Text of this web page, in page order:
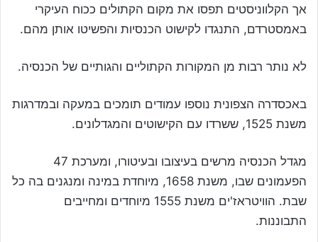
אך הקלווניסטים תפסו את מקום הקתולים ככוח העיקרי
באמסטרדם, התנגדו לקישוט הכנסיות והפשיטו אותן מהם.
לא נותר רבות מן המקורות הקתוליים והגותיים של הכנסיה.
באכסדרה הצפונית נוספו עמודים תומכים במעקה ובמדרגות
משנת 1525, ששרדו עם הקישוטים והמגדלונים.
מגדל הכנסיה מרשים בעיצובו ובעיטורו, ומערכת 47
הפעמונים שבו, משנת 1658, מיוחדת במינה ומנגנים בה כל
שבת. הוויטראז'ים משנת 1555 מיוחדים ומחייבים
התבוננות.